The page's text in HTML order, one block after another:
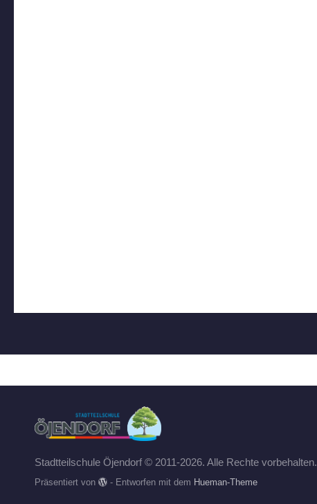
Stadtteilschule Öjendorf © 2011-2026. Alle Rechte vorbehalten.
Präsentiert von - Entworfen mit dem Hueman-Theme